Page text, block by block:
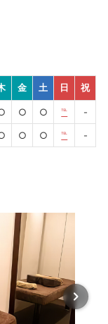
金 土 日 祝
○ ○ ℡ -
○ ○ ℡ -